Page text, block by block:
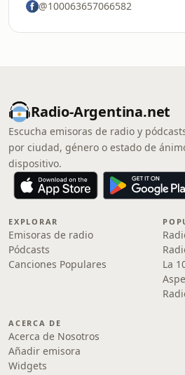
@100063657066582
Radio-Argentina.net
Escucha emisoras de radio y
por ciudad, género o estado de
dispositivo.
EXPLORAR
Emisoras de radio
Pódcasts
Canciones Populares
La
ACERCA DE
Acerca de Nosotros
Añadir emisora
Widgets